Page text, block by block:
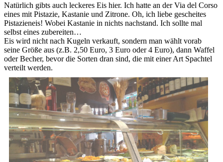
Natürlich gibts auch leckeres Eis hier. Ich hatte an der Via del Corso
eines mit Pistazie, Kastanie und Zitrone. Oh, ich liebe gescheites
Pistazieneis! Wobei Kastanie in nichts nachstand. Ich sollte mal
selbst eines zubereiten…
Eis wird nicht nach Kugeln verkauft, sondern man wählt vorab
seine Größe aus (z.B. 2,50 Euro, 3 Euro oder 4 Euro), dann Waffel
oder Becher, bevor die Sorten dran sind, die mit einer Art Spachtel
verteilt werden.